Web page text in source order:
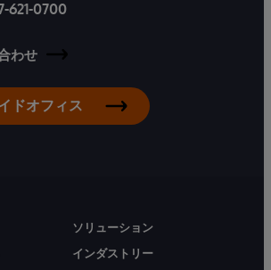
621-0700
わせ
ドオフィス
ソリューション
インダストリー